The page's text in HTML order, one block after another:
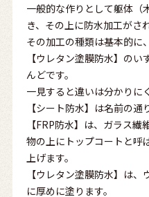
一般的な作りとして躯体（
き、その上に防水加工がさ
その加工の種類は基本的に
【ウレタン塗膜防水】の
んどです。
一見すると違いは分かりに
【シート防水】は名前の通
【FRP防水】は、ガラス
物の上にトップコートと呼
上げます。
【ウレタン塗膜防水】は
に厚めに塗ります。